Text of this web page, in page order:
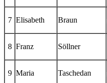
7 Elisabeth Braun
8 Franz Söllner
9 Maria Taschedan